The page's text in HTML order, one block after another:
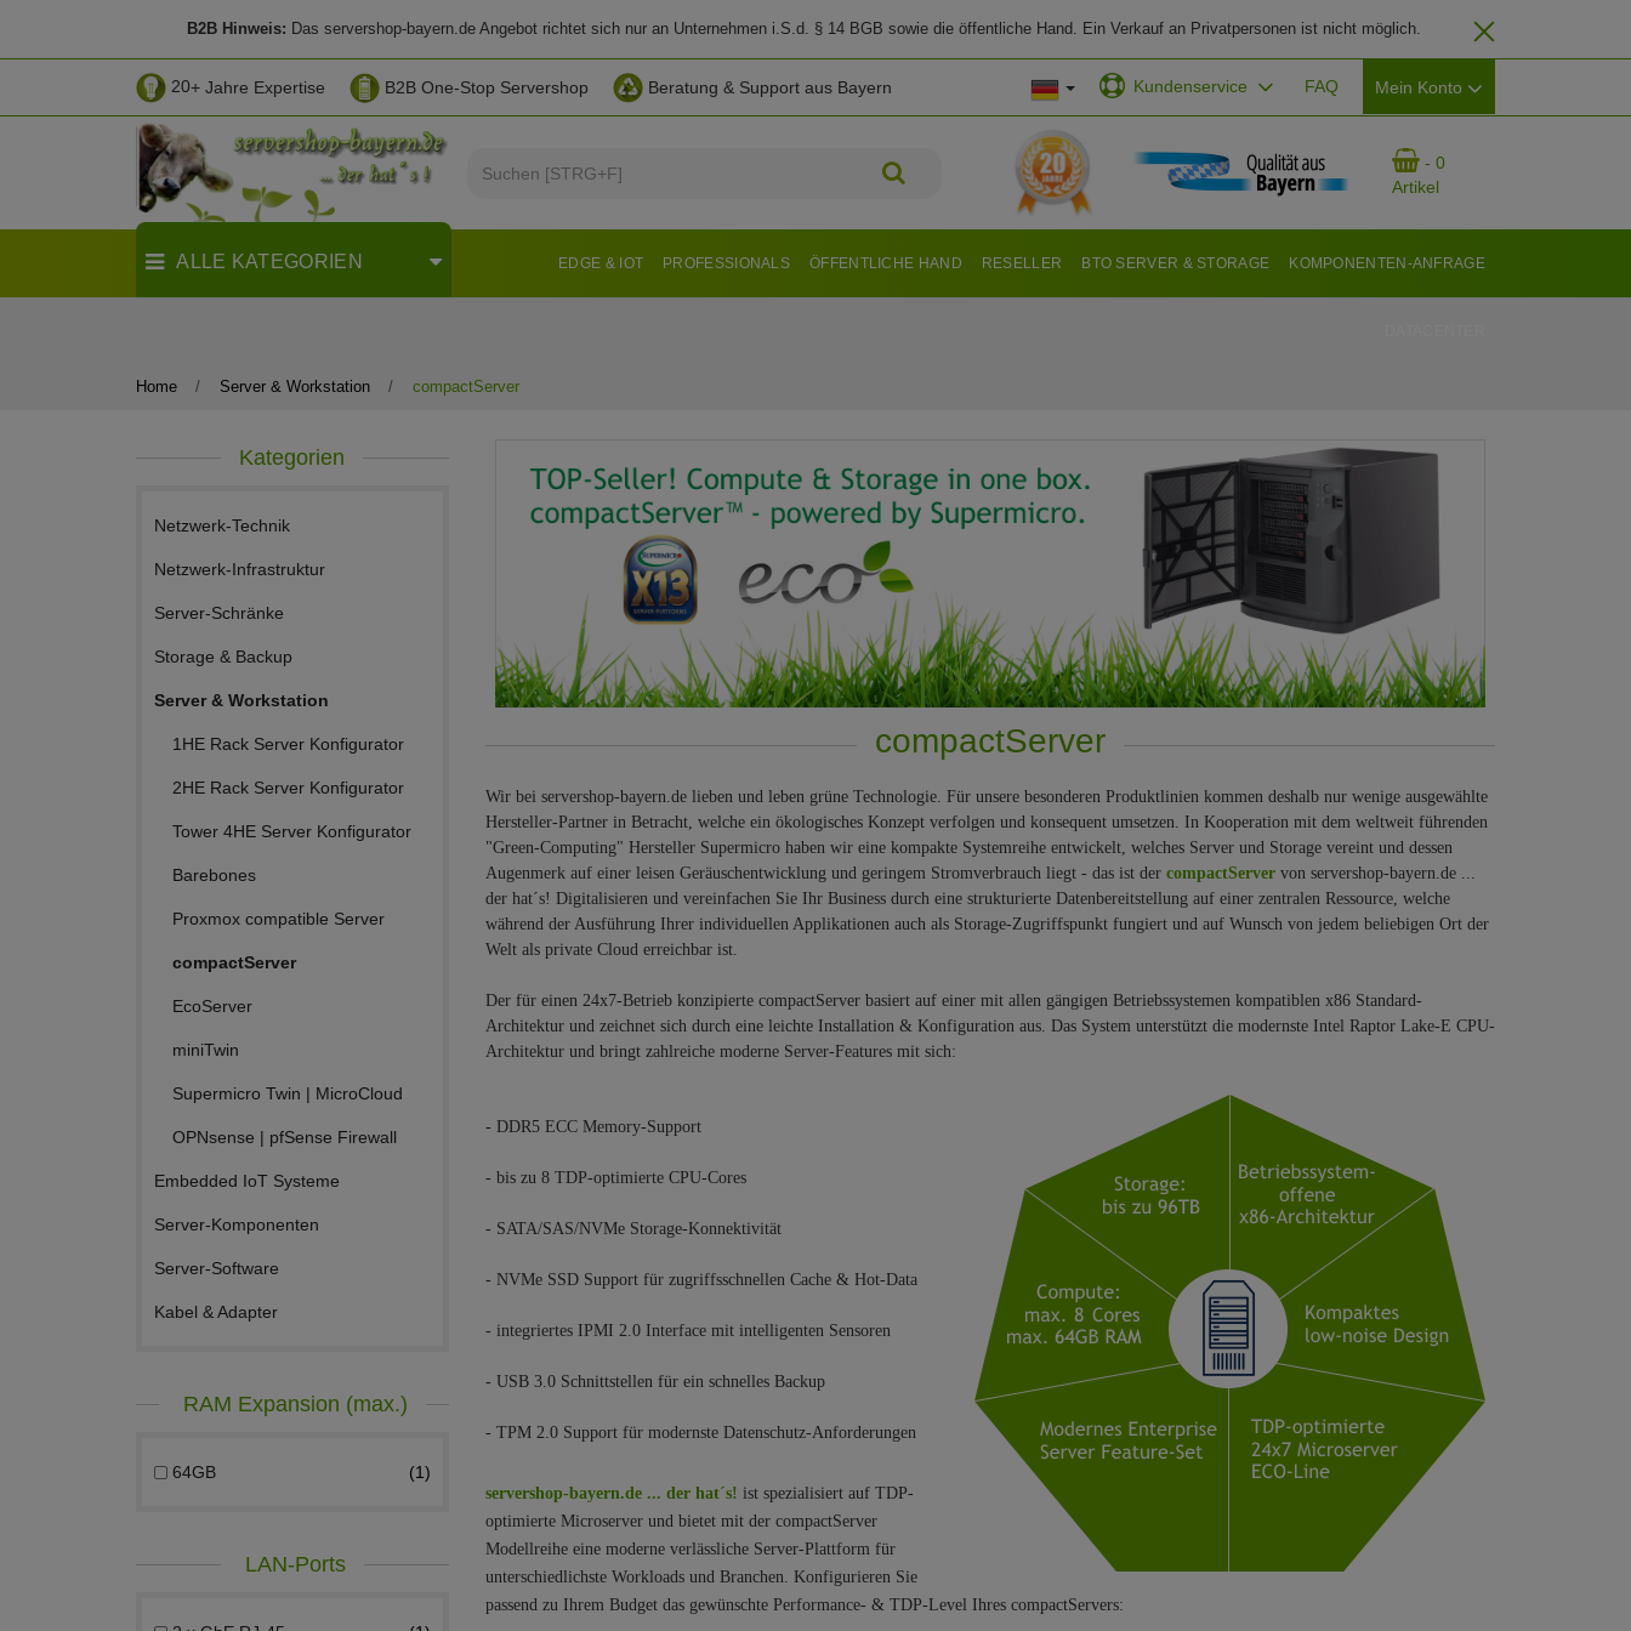
B2B Hinweis: Das servershop-bayern.de Angebot richtet sich nur an Unternehmen i.S.d. § 14 BGB sowie die öffentliche Hand. Ein Verkauf an Privatpersonen ist nicht möglich.
20+ Jahre Expertise B2B One-Stop Servershop Beratung & Support aus Bayern Mein Konto
EMAIL-ADRESSE
FAQ
Kundenservice
- 0
Artikel
ALLE KATEGORIEN KOMPONENTEN-ANFRAGE
BTO SERVER & STORAGE
RESELLER
ÖFFENTLICHE HAND
PROFESSIONALS
EDGE & IOT
Home Server & Workstation compactServer
compactServer
Wir bei servershop-bayern.de lieben und leben grüne Technologie. Für unsere besonderen Produktlinien kommen deshalb nur wenige ausgewählte
Hersteller-Partner in Betracht, welche ein ökologisches Konzept verfolgen und konsequent umsetzen. In Kooperation mit dem weltweit führenden
"Green-Computing" Hersteller Supermicro haben wir eine kompakte Systemreihe entwickelt, welches Server und Storage vereint und dessen
Augenmerk auf einer leisen Geräuschentwicklung und geringem Stromverbrauch liegt - das ist der compactServervon servershop-bayern.de ...
der hat´s! Digitalisieren und vereinfachen Sie Ihr Business durch eine strukturierte Datenbereitstellung auf einer zentralen Ressource, welche
während der Ausführung Ihrer individuellen Applikationen auch als Storage-Zugriffspunkt fungiert und auf Wunsch von jedem beliebigen Ort der
Welt als private Cloud erreichbar ist.
Der für einen 24x7-Betrieb konzipierte compactServer basiert auf einer mit allen gängigen Betriebssystemen kompatiblen x86 Standard-
Architektur und zeichnet sich durch eine leichte Installation & Konfiguration aus. Das System unterstützt die modernste Intel Raptor Lake-E CPU-
Architektur und bringt zahlreiche moderne Server-Features mit sich:
- DDR5 ECC Memory-Support
- bis zu 8 TDP-optimierte CPU-Cores
- SATA/SAS/NVMe Storage-Konnektivität
- NVMe SSD Support für zugriffsschnellen Cache & Hot-Data
- integriertes IPMI 2.0 Interface mit intelligenten Sensoren
- USB 3.0 Schnittstellen für ein schnelles Backup
- TPM 2.0 Support für modernste Datenschutz-Anforderungen
servershop-bayern.de ... der hat´s! ist spezialisiert auf TDP-
optimierte Microserver und bietet mit der compactServer
Modellreihe eine moderne verlässliche Server-Plattform für
unterschiedlichste Workloads und Branchen. Konfigurieren Sie
passend zu Ihrem Budget das gewünschte Performance- & TDP-Level Ihres compactServers:
Kategorien
Netzwerk-Technik
Netzwerk-Infrastruktur
Server-Schränke
Storage & Backup
Server & Workstation
1HE Rack Server Konfigurator
2HE Rack Server Konfigurator
Tower 4HE Server Konfigurator
Barebones
Proxmox compatible Server
compactServer
EcoServer
miniTwin
Supermicro Twin | MicroCloud
OPNsense | pfSense Firewall
Embedded IoT Systeme
Server-Komponenten
Server-Software
Kabel & Adapter
RAM Expansion (max.)
1
64GB
LAN-Ports